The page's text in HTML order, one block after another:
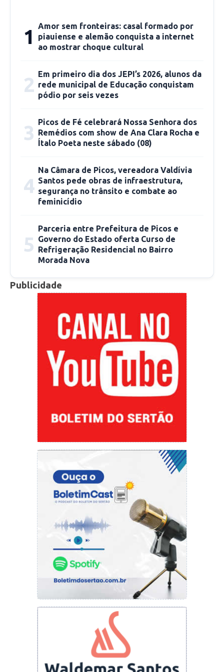
O vereador tem prezado no seu mandato pela
necessidades e principais demandas da
sociedade. Antes de apresentar os
requerimentos na Câmara Municipal,
Matusalém com representantes das
instituições para as quais realiza os pedidos no
intuito de viabilizar o atendimento da demanda.
1
Amor sem fronteiras: casal formado por
piauiense e alemão conquista a internet
ao mostrar choque cultural
2
Em primeiro dia dos JEPI’s 2026, alunos da
rede municipal de Educação conquistam
pódio por seis vezes
3 Picos de Fé celebrará Nossa Senhora dos
Remédios com show de Ana Clara Rocha e
Ítalo Poeta neste sábado (08)
4
Na Câmara de Picos, vereadora Valdívia
Santos pede obras de infraestrutura,
segurança no trânsito e combate ao
feminicídio
5
Parceria entre Prefeitura de Picos e
Governo do Estado oferta Curso de
Refrigeração Residencial no Bairro
Morada Nova
Publicidade